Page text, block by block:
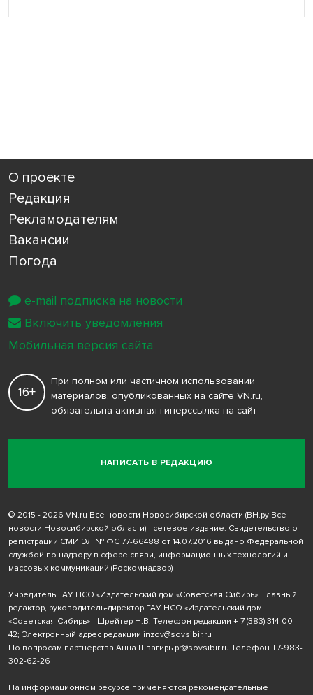
О проекте
Редакция
Рекламодателям
Вакансии
Погода
НАПИСАТЬ В РЕДАКЦИЮ
16+
При полном или частичном использовании
материалов, опубликованных на сайте VN.ru,
обязательна активная гиперссылка на сайт
© 2015 - 2026 VN.ru Все новости Новосибирской области (ВН.ру Все
новости Новосибирской области) - сетевое издание. Свидетельство о
регистрации СМИ ЭЛ № ФС 77-66488 от 14.07.2016 выдано Федеральной
службой по надзору в сфере связи, информационных технологий и
массовых коммуникаций (Роскомнадзор)
Учредитель ГАУ НСО «Издательский дом «Советская Сибирь». Главный
редактор, руководитель-директор ГАУ НСО «Издательский дом
«Советская Сибирь» - Шрейтер Н.В. Телефон редакции + 7 (383) 314-00-
42; Электронный адрес редакции inzov@sovsibir.ru
По вопросам партнерства Анна Швагирь pr@sovsibir.ru Телефон +7-983-
302-62-26
На информационном ресурсе применяются рекомендательные
e-mail подписка на новости
Включить уведомления
Мобильная версия сайта